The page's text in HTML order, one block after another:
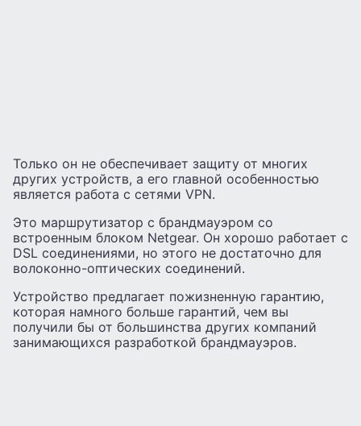
Только он не обеспечивает защиту от многих
других устройств, а его главной особенностью
является работа с сетями VPN.
Это маршрутизатор с брандмауэром со
встроенным блоком Netgear. Он хорошо работает с
DSL соединениями, но этого не достаточно для
волоконно-оптических соединений.
Устройство предлагает пожизненную гарантию,
которая намного больше гарантий, чем вы
получили бы от большинства других компаний
занимающихся разработкой брандмауэров.